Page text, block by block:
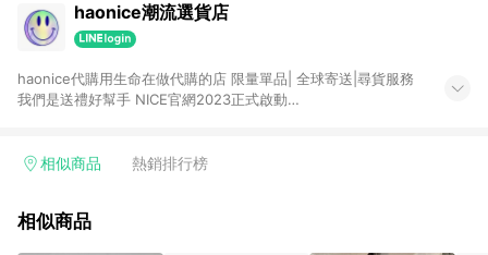
haonice潮流選貨店
haonice代購用生命在做代購的店 限量單品| 全球寄送|尋貨服務
我們是送禮好幫手 NICE官網2023正式啟動
相似商品 熱銷排行榜
相似商品